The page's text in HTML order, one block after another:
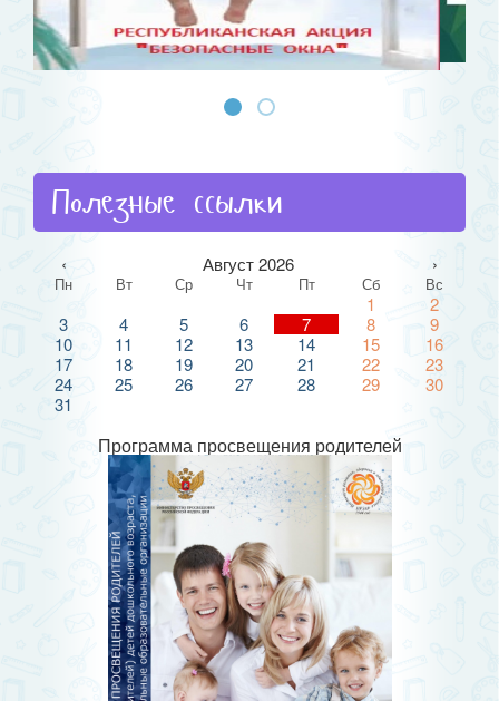
Полезные ссылки
‹ Август 2026 ›
Пн Вт Ср Чт Пт Сб Вс
1
2
3
4 5 6 7 8
9
10
11 12 13 14 15
16
17
18 19 20 21 22
23
24
25 26 27 28 29
30
31
Программа просвещения родителей